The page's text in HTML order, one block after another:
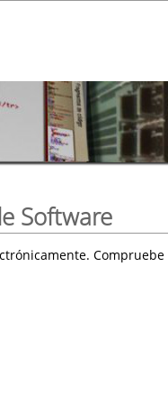
Software
Compruebe